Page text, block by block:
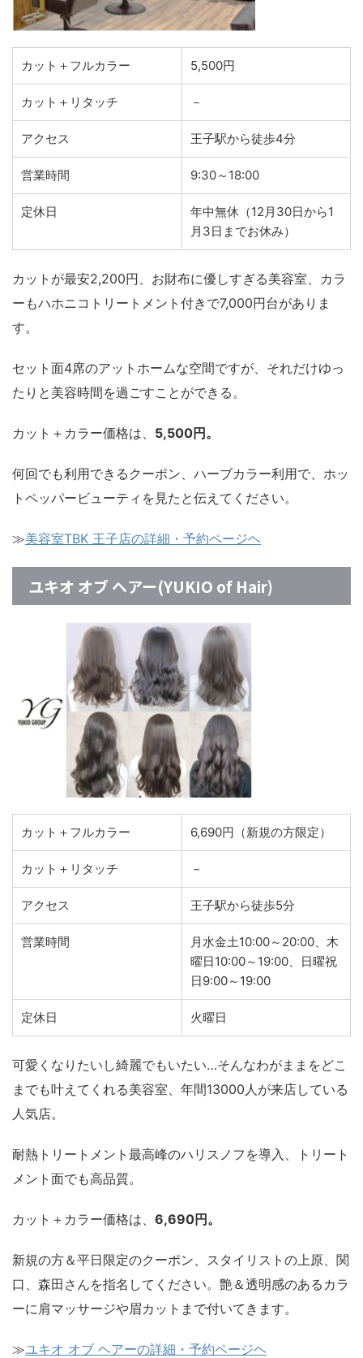
カット＋フルカラー 5,500円
カット＋リタッチ －
アクセス 王子駅から徒歩4分
営業時間 9:30～18:00
定休日
年中無休（12月30日から1
月3日までお休み）
カットが最安2,200円、お財布に優しすぎる美容室、カラ
ーもハホニコトリートメント付きで7,000円台がありま
す。
セット面4席のアットホームな空間ですが、それだけゆっ
たりと美容時間を過ごすことができる。
カット＋カラー価格は、 5,500円。
何回でも利用できるクーポン、ハーブカラー利用で、ホッ
トペッパービューティを見たと伝えてください。
≫美容室TBK 王子店の詳細・予約ページヘ
ユキオ オブ ヘアー(YUKIO of Hair)
カット＋フルカラー 6,690円（新規の方限定）
カット＋リタッチ －
アクセス 王子駅から徒歩5分
営業時間
月水金土10:00～20:00、木
曜日10:00～19:00、日曜祝
日9:00～19:00
定休日 火曜日
可愛くなりたいし綺麗でもいたい…そんなわがままをどこ
までも叶えてくれる美容室、年間13000人が来店している
人気店。
耐熱トリートメント最高峰のハリスノフを導入、トリート
メント面でも高品質。
カット＋カラー価格は、 6,690円。
新規の方＆平日限定のクーポン、スタイリストの上原、関
口、森田さんを指名してください。艶＆透明感のあるカラ
ーに肩マッサージや眉カットまで付いてきます。
≫ユキオ オブ ヘアーの詳細・予約ページヘ